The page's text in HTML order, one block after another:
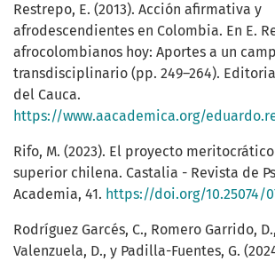
Restrepo, E. (2013). Acción afirmativa y
afrodescendientes en Colombia. En E.
afrocolombianos hoy: Aportes a un
transdisciplinario (pp. 249–264).
del Cauca.
https://www.aacademica.org/
Rifo, M. (2023). El proyecto
superior chilena. Castalia - Revista de
Academia, 41. https://doi.org/10.25074/
Rodríguez Garcés, C., Romero Garrido,
Valenzuela, D., y Padilla-Fuentes, G.